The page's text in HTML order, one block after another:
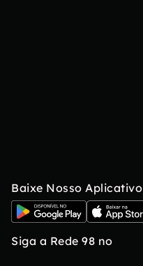
Baixe Nosso Aplicativo
Siga a Rede 98 no